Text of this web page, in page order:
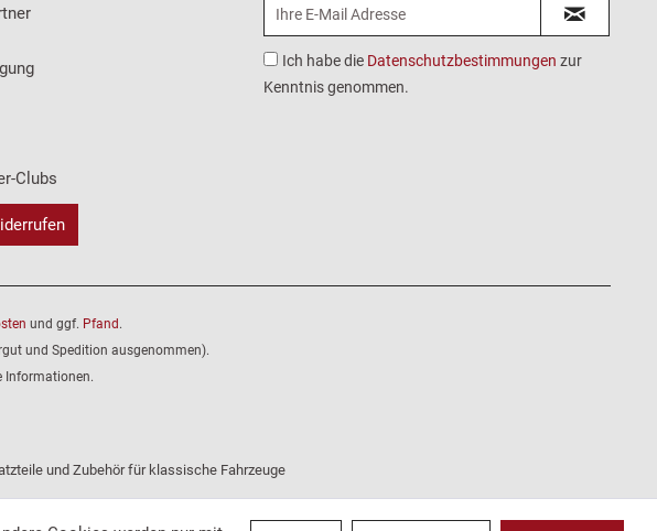
Clubs
Ich habe die Datenschutzbestimmungen zur
Kenntnis genommen.
und ggf. Pfand.
und Spedition ausgenommen).
Informationen.
und Zubehör für klassische Fahrzeuge